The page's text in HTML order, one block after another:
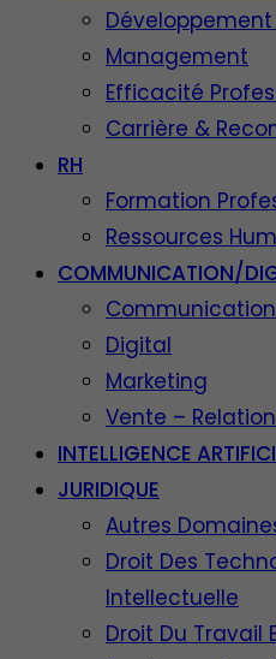
Développement
Management
Efficacité
Carrière &
RH
Formation
Ressources
COMMUNICATION/
Communication
Digital
Marketing
Vente –
INTELLIGENCE
JURIDIQUE
Autres
Droit Des
Intellectuelle
Droit Du Travail